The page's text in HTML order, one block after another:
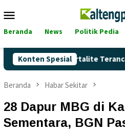
ke
Mobile
Beranda News Politik Pedia
Konten Spesial
Pertalite Terancam Langka
Beranda Habar Sekitar
28 Dapur MBG di
Sementara, BGN